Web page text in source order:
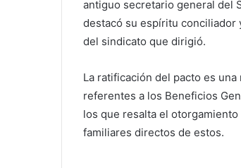
antiguo secretario general del
destacó su espíritu conciliador
del sindicato que dirigió.
La ratificación del pacto es
referentes a los Beneficios
los que resalta el
familiares directos de estos.